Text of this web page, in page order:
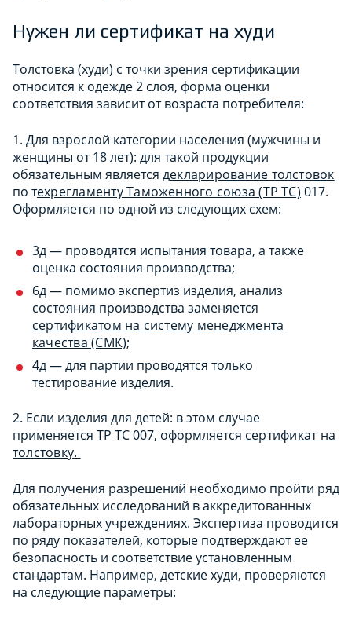
Нужен ли сертификат на худи
Толстовка (худи) с точки зрения сертификации
относится к одежде 2 слоя, форма оценки
соответствия зависит от возраста потребителя:
1. Для взрослой категории населения (мужчины и
женщины от 18 лет): для такой продукции
обязательным является декларирование толстовок
по техрегламенту Таможенного союза (ТР ТС) 017.
Оформляется по одной из следующих схем:
3д — проводятся испытания товара, а также
оценка состояния производства;
6д — помимо экспертиз изделия, анализ
состояния производства заменяется
сертификатом на систему менеджмента
качества (СМК);
4д — для партии проводятся только
тестирование изделия.
2. Если изделия для детей: в этом случае
применяется ТР ТС 007, оформляется сертификат на
толстовку.
Для получения разрешений необходимо пройти ряд
обязательных исследований в аккредитованных
лабораторных учреждениях. Экспертиза проводится
по ряду показателей, которые подтверждают ее
безопасность и соответствие установленным
стандартам. Например, детские худи, проверяются
на следующие параметры: